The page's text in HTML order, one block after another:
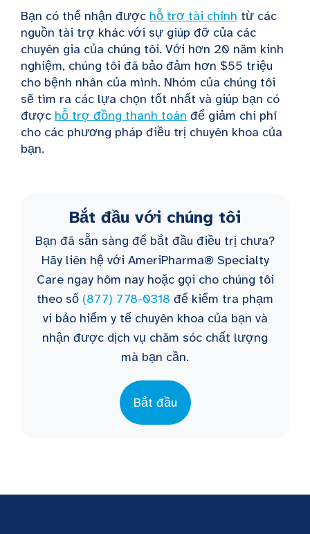
Bạn có thể nhận được hỗ trợ tài chính từ các
nguồn tài trợ khác với sự giúp đỡ của các
chuyên gia của chúng tôi. Với hơn 20 năm kinh
nghiệm, chúng tôi đã bảo đảm hơn $55 triệu
cho bệnh nhân của mình. Nhóm của chúng tôi
sẽ tìm ra các lựa chọn tốt nhất và giúp bạn có
được hỗ trợ đồng thanh toán để giảm chi phí
cho các phương pháp điều trị chuyên khoa của
bạn.
Bắt đầu với chúng tôi
Bạn đã sẵn sàng để bắt đầu điều trị chưa?
Hãy liên hệ với AmeriPharma® Specialty
Care ngay hôm nay hoặc gọi cho chúng tôi
theo số (877) 778-0318 để kiểm tra phạm
vi bảo hiểm y tế chuyên khoa của bạn và
nhận được dịch vụ chăm sóc chất lượng
mà bạn cần.
Bắt đầu